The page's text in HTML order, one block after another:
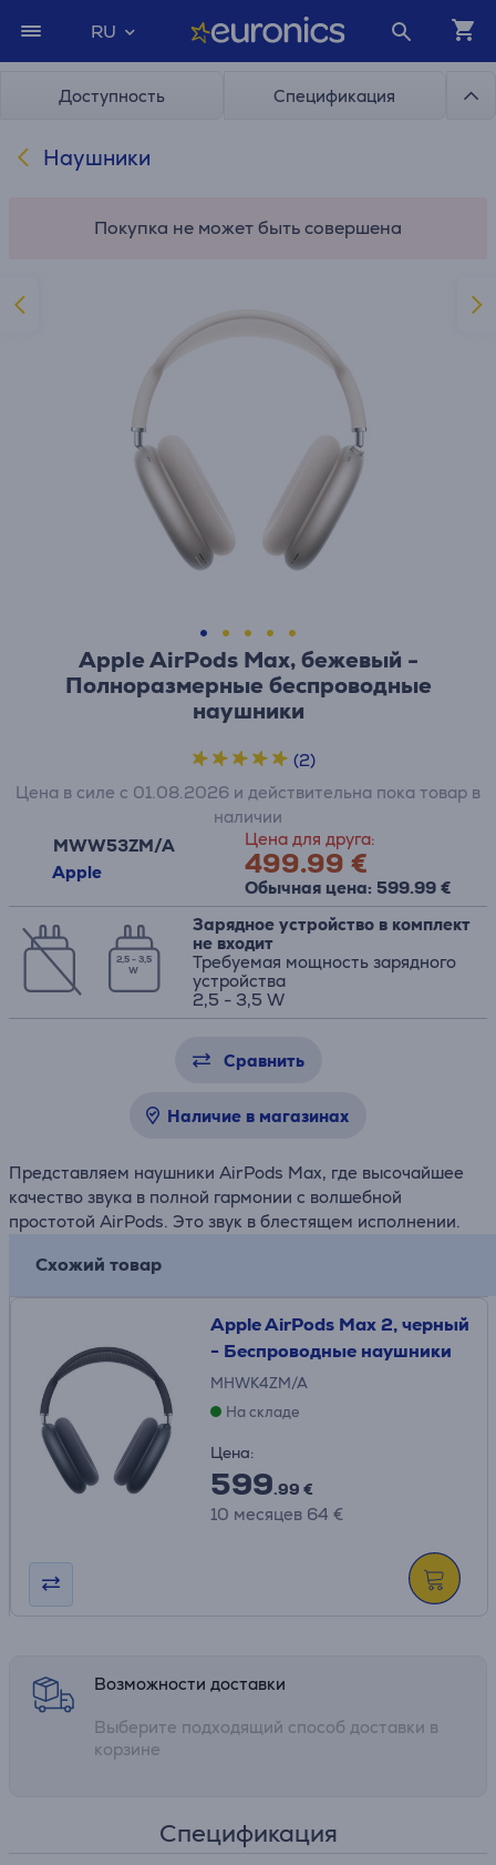
RU
Доступность Спецификация
Наушники
Покупка не может быть совершена
Apple AirPods Max, бежевый -
Полноразмерные беспроводные
наушники
MWW53ZM/A
Apple
Цена для друга:
499.99 €
Обычная цена: 599.99 €
Цена в силе с 01.08.2026 и действительна пока товар в
наличии
(2)
2,5 - 3,5
W
Зарядное устройство в комплект
не входит
Требуемая мощность зарядного
устройства
2,5 - 3,5 W
Сравнить
Наличие в магазинах
Представляем наушники AirPods Max, где высочайшее
качество звука в полной гармонии с волшебной
простотой AirPods. Это звук в блестящем исполнении.
Схожий товар
Apple AirPods Max 2, черный
- Беспроводные наушники
MHWK4ZM/A
На складе
Цена:
599.99 €
10 месяцев 64 €
Возможности доставки
Выберите подходящий способ доставки в
корзине
Спецификация